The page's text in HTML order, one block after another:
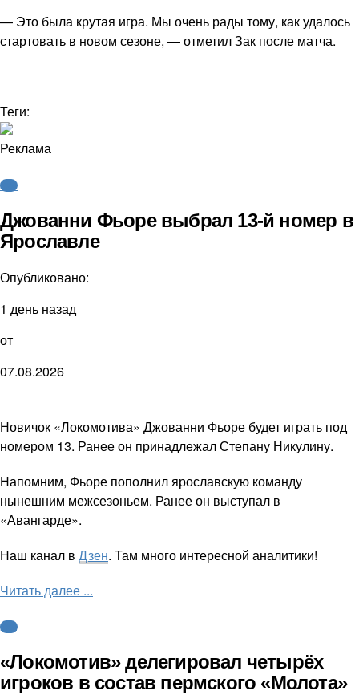
— Это была крутая игра. Мы очень рады тому, как удалось
стартовать в новом сезоне, — отметил Зак после матча.
Теги:
Реклама
КХЛ
Джованни Фьоре выбрал 13-й номер в
Ярославле
Опубликовано:
1 день назад
от
07.08.2026
Новичок «Локомотива» Джованни Фьоре будет играть под
номером 13. Ранее он принадлежал Степану Никулину.
Напомним, Фьоре пополнил ярославскую команду
нынешним межсезоньем. Ранее он выступал в
«Авангарде».
Наш канал в Дзен. Там много интересной аналитики!
Читать далее ...
КХЛ
«Локомотив» делегировал четырёх
игроков в состав пермского «Молота»